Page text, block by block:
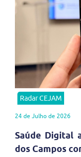
Radar CEJAM
24 de Julho de 2026
Saúde Digital
dos Campos